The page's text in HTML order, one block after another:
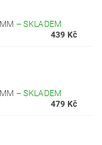
–SKLADEM
439 Kč
–SKLADEM
479 Kč